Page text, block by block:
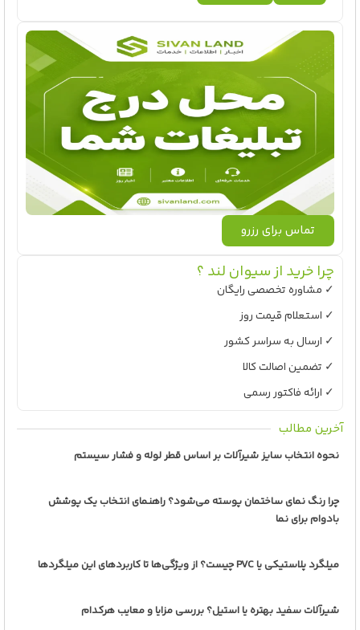
تماس برای رزرو
چرا خرید از سیوان لند ؟
✓ مشاوره تخصصی رایگان
✓ استعلام قیمت روز
✓ ارسال به سراسر کشور
✓ تضمین اصالت کالا
✓ ارائه فاکتور رسمی
آخرین مطالب
نحوه انتخاب سایز شیرآلات بر اساس قطر لوله و فشار سیستم
چرا رنگ نمای ساختمان پوسته می‌شود؟ راهنمای انتخاب یک پوشش
بادوام برای نما
میلگرد پلاستیکی یا PVC چیست؟ از ویژگی‌ها تا کاربردهای این میلگردها
شیرآلات سفید بهتره یا استیل؟ بررسی مزایا و معایب هرکدام